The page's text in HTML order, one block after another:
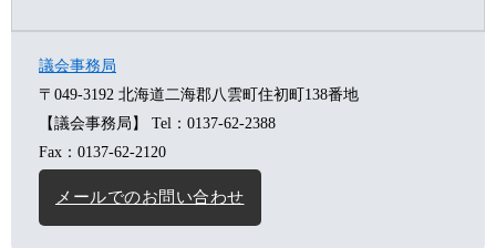
議会事務局
〒049-3192 北海道二海郡八雲町住初町138番地
【議会事務局】
Tel：0137-62-2388
Fax：0137-62-2120
メールでのお問い合わせ